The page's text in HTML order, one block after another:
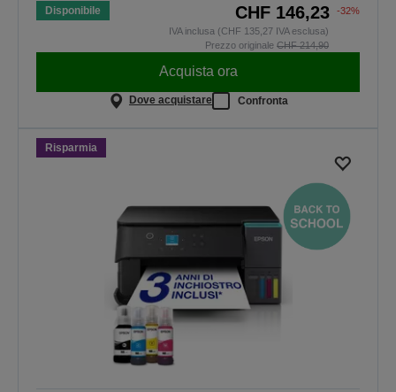
Disponibile CHF 146,23
-32%
IVA inclusa (CHF 135,27 IVA esclusa)
Prezzo originale CHF 214,90
Acquista ora
Dove acquistare Confronta
Risparmia